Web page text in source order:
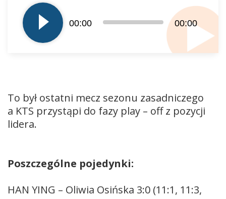
plików
dźwiękowych
00:00 00:00
To był ostatni mecz sezonu zasadniczego
a KTS przystąpi do fazy play – off z pozycji
lidera.
Poszczególne pojedynki:
HAN YING – Oliwia Osińska 3:0 (11:1, 11:3,